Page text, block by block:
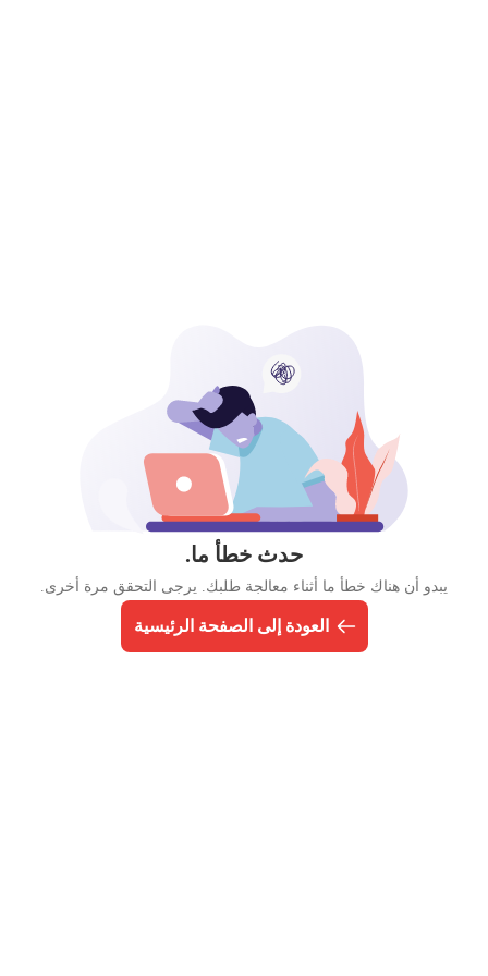
حدث خطأ ما.
يبدو أن هناك خطأ ما أثناء معالجة طلبك. يرجى التحقق مرة أخرى.
العودة إلى الصفحة الرئيسية